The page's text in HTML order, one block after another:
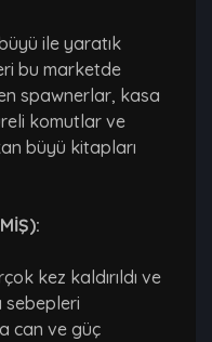
ile yaratık
bu marketde
spawnerlar, kasa
komutlar ve
büyü kitapları
kez kaldırıldı ve
sebepleri
can ve güç